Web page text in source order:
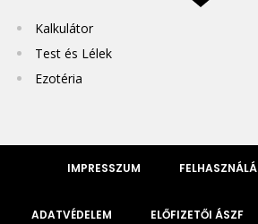
Kalkulátor
Test és Lélek
Ezotéria
IMPRESSZUM
ADATVÉDELEM ELŐFIZETŐI ÁSZF